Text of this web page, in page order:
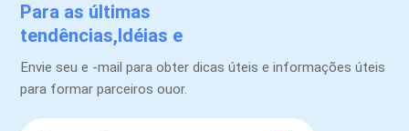
Para as últimas
tendências,Idéias e
promoções.
Envie seu e -mail para obter dicas úteis e informações úteis
para formar parceiros ouor.